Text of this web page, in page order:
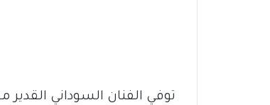
توفي الفنان السوداني القدير